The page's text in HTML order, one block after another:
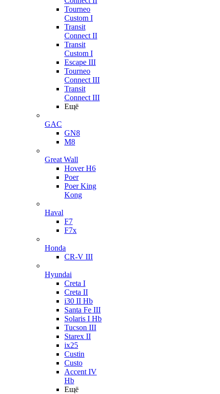
Tourneo
Custom I
Transit
Connect II
Transit
Custom I
Escape III
Tourneo
Connect III
Transit
Connect III
Ещё
GAC
GN8
M8
Great Wall
Hover H6
Poer
Poer King
Kong
Haval
F7
F7x
Honda
CR-V III
Hyundai
Creta I
Creta II
i30 II Hb
Santa Fe III
Solaris I Hb
Tucson III
Starex II
ix25
Custin
Custo
Accent IV
Hb
Ещё